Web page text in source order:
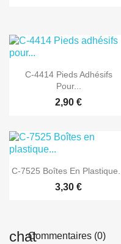
 Aperçu rapide
C-4414 Pieds Adhésifs
Pour...
2,90 €
 Aperçu rapide
C-7525 Boîtes En Plastique...
3,30 €
Commentaires (0)